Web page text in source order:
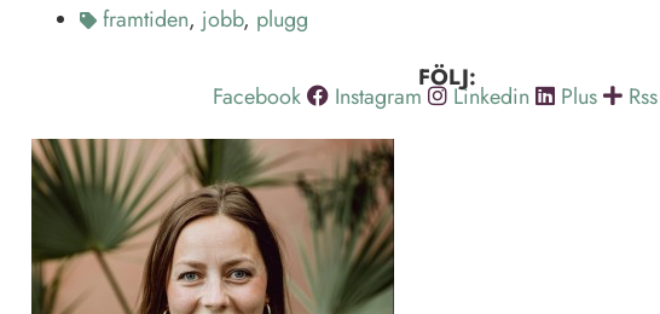
framtiden, jobb, plugg
FÖLJ:
Facebook Instagram Linkedin Plus Rss